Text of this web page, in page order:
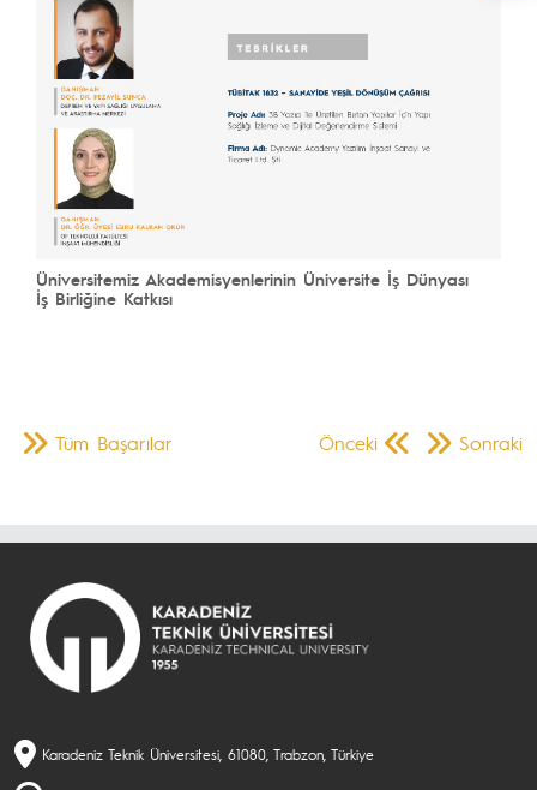
Üniversitemiz Akademisyenlerinin Üniversite İş Dünyası
İş Birliğine Katkısı
Önceki Sonraki
Tüm Başarılar
Karadeniz Teknik Üniversitesi, 61080, Trabzon, Türkiye